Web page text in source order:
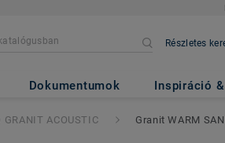
Részletes
Dokumentumok Inspiráció
- Granit
GRANIT ACOUSTIC Granit WARM